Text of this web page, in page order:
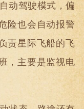
动驾驶模式，偏
险也会自动报警
责星际飞船的飞
，主要是监视电